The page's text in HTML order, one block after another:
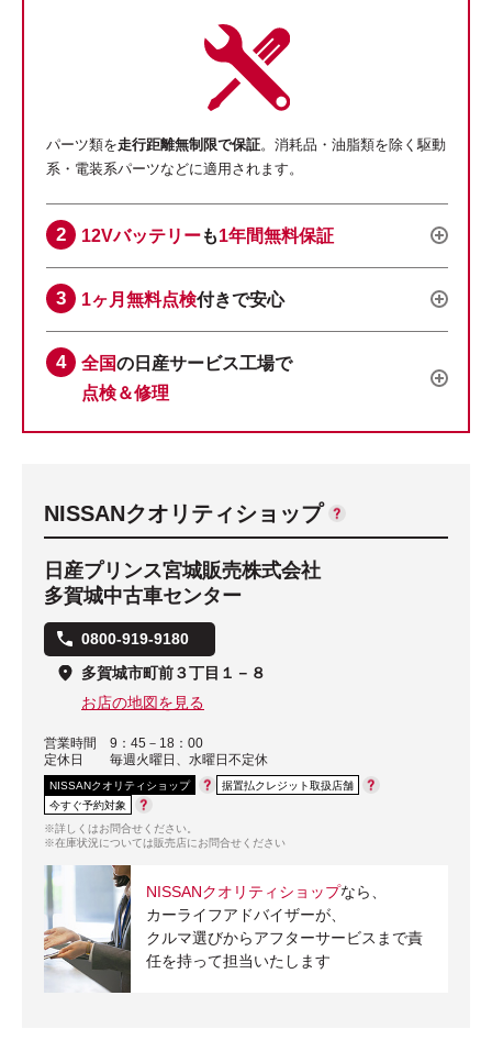
パーツ類を走行距離無制限で保証。消耗品・油脂類を除く駆動
系・電装系パーツなどに適用されます。
12Vバッテリーも1年間無料保証
1ヶ月無料点検付きで安心
全国の日産サービス工場で
点検＆修理
NISSANクオリティショップ
日産プリンス宮城販売株式会社
多賀城中古車センター
0800-919-9180
多賀城市町前３丁目１－８
お店の地図を見る
営業時間
9：45－18：00
定休日
毎週火曜日、水曜日不定休
NISSANクオリティショップ
据置払クレジット取扱店舗
今すぐ予約対象
※詳しくはお問合せください。
※在庫状況については販売店にお問合せください
NISSANクオリティショップなら、
カーライフアドバイザーが、
クルマ選びからアフターサービスまで責
任を持って担当いたします